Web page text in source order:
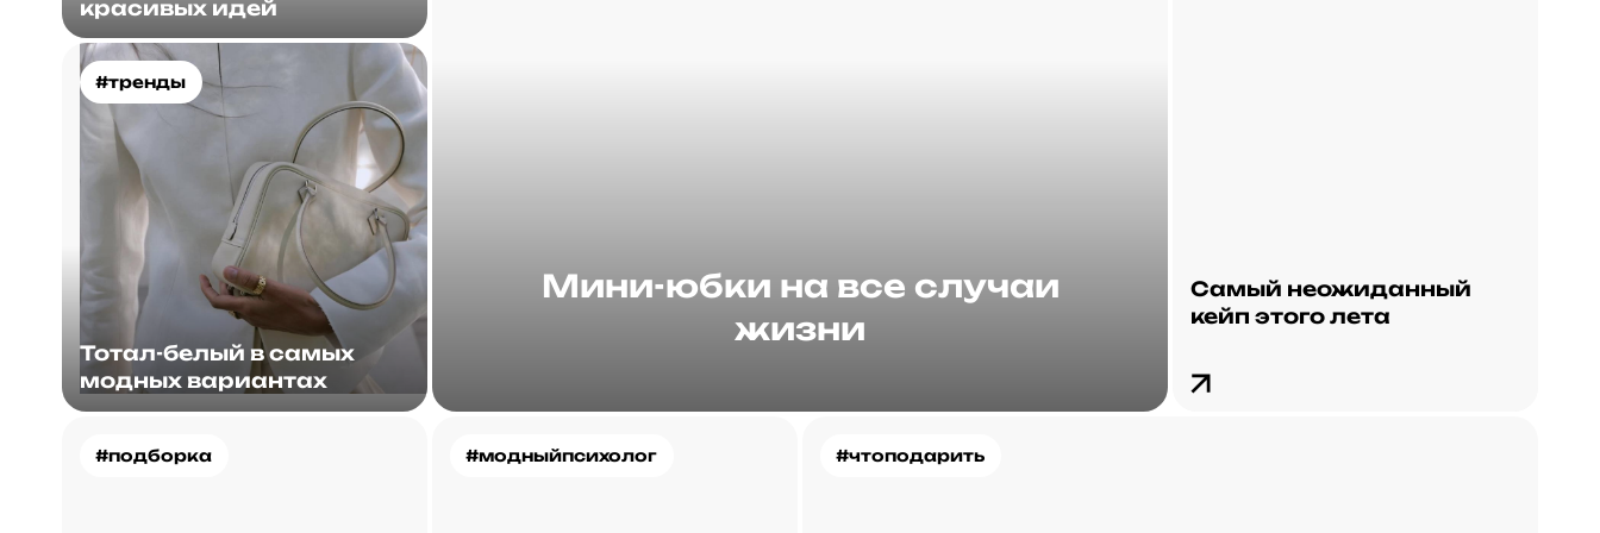
красивых идей
Мини-юбки на все случаи
жизни
Самый неожиданный
кейп этого лета
#тренды
Тотал-белый в самых
модных вариантах
#подборка #модныйпсихолог #чтоподарить